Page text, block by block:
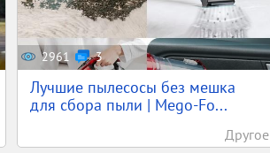
2961 3
Лучшие пылесосы без мешка
для сбора пыли | Mego-Fo...
Другое